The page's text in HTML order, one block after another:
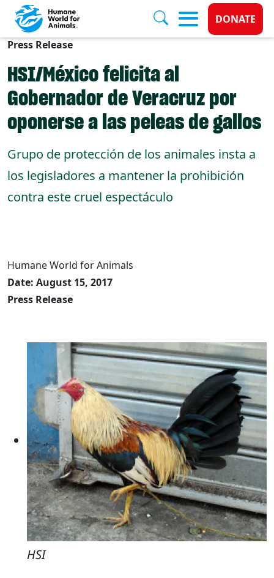
Skip to main content
Donate
DONATE
Press Release
HSI/México felicita al
Gobernador de Veracruz por
oponerse a las peleas de gallos
Grupo de protección de los animales insta a
los legisladores a mantener la prohibición
contra este cruel espectáculo
Humane World for Animals
Date: August 15, 2017
Press Release
HSI